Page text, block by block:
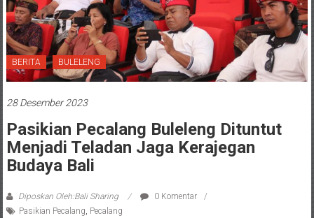
BERITA BULELENG
28 Desember 2023
Pasikian Pecalang Buleleng Dituntut
Menjadi Teladan Jaga Kerajegan
Budaya Bali
Diposkan Oleh:Bali Sharing
0 Komentar
Pasikian Pecalang, Pecalang